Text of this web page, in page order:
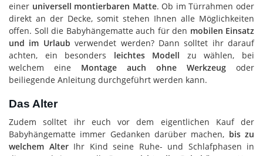
einer universell montierbaren Matte. Ob im Türrahmen oder
direkt an der Decke, somit stehen Ihnen alle Möglichkeiten
offen. Soll die Babyhängematte auch für den mobilen Einsatz
und im Urlaub verwendet werden? Dann solltet ihr darauf
achten, ein besonders leichtes Modell zu wählen, bei
welchem eine Montage auch ohne Werkzeug oder
beiliegende Anleitung durchgeführt werden kann.
Das Alter
Zudem solltet ihr euch vor dem eigentlichen Kauf der
Babyhängematte immer Gedanken darüber machen, bis zu
welchem AlterIhr Kind seine Ruhe- und Schlafphasen in